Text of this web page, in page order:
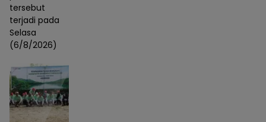
tersebut
terjadi pada
Selasa
(6/8/2026)